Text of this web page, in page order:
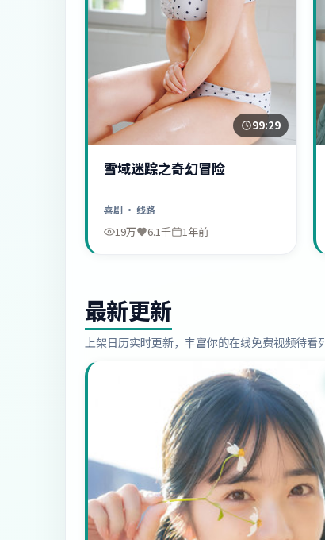
99:29
雪域迷踪之奇幻冒险
喜剧 · 线路
19万 6.1千 1年前
最新更新
上架日历实时更新，丰富你的在线免费视频待看